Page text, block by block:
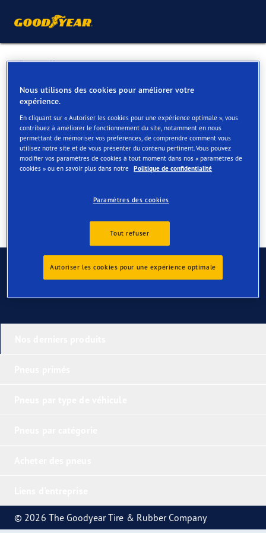
Retour liste
GARAGE B. VAN HOYE NV
Services disponibles en ligne et en magasin
Contact Services
Contactez-nous
© 2026 The Goodyear Tire & Rubber Company
Nous utilisons des cookies pour améliorer votre
expérience.
En cliquant sur « Autoriser les cookies pour une expérience optimale », vous
contribuez à améliorer le fonctionnement du site, notamment en nous
permettant de mémoriser vos préférences, de comprendre comment vous
utilisez notre site et de vous présenter du contenu pertinent. Vous pouvez
modifier vos paramètres de cookies à tout moment dans nos « paramètres de
cookies » ou en savoir plus dans notre Politique de confidentialité
Paramètres des cookies
Tout refuser
Autoriser les cookies pour une expérience optimale